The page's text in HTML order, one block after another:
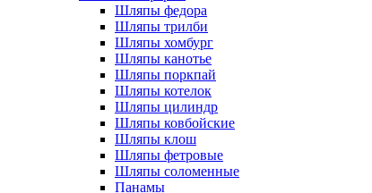
Шляпы федора
Шляпы трилби
Шляпы хомбург
Шляпы канотье
Шляпы поркпай
Шляпы котелок
Шляпы цилиндр
Шляпы ковбойские
Шляпы клош
Шляпы фетровые
Шляпы соломенные
Панамы